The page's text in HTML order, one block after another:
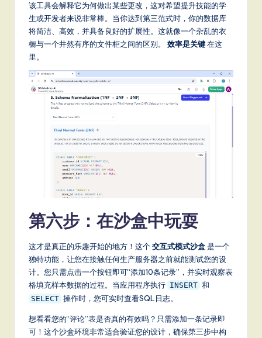
该工具会解释它为何做出某些更改，这对希望提升技能的学
生或开发者来说非常棒。当你达到第三范式时，你的数据库
将简洁、高效，并具备良好的扩展性。这就像一个杂乱的衣
橱与一个井然有序的文件柜之间的区别。
效率是关键在这
里。
第六步：在沙盒中玩耍
这才是真正的乐趣开始的地方！这个交互式模式沙盒是一个
独特功能，让您在接触任何生产服务器之前就能测试您的设
计。您只需点击一个按钮即可“添加10条记录”，并实时观察表
格填充样本数据的过程。当应用程序执行 INSERT 和
SELECT 操作时，您可实时查看SQL日志。
想看看您的“评论”表是否真的有效吗？只需添加一条记录即
可！这个沙盒环境非常适合验证您的设计，确保第三步中构